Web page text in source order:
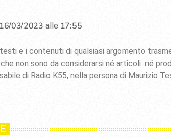
16/03/2023 alle 17:55
e i contenuti di qualsiasi argomento
non sono da considerarsi né articoli né
di Radio K55, nella persona di Maurizio